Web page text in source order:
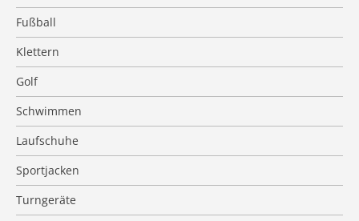
Fußball
Klettern
Golf
Schwimmen
Laufschuhe
Sportjacken
Turngeräte